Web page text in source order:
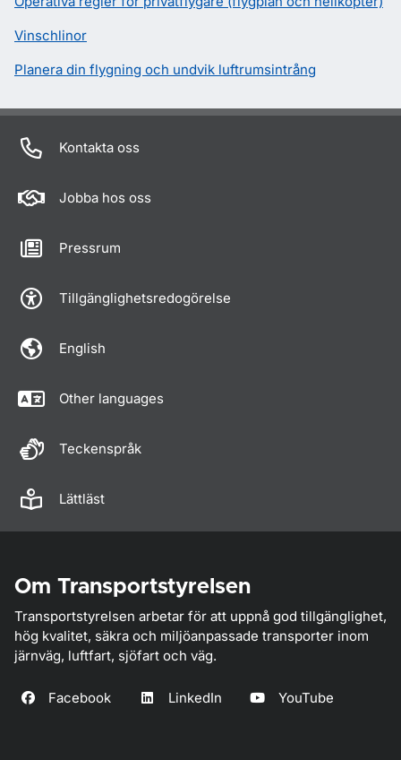
Vinschlinor
Planera din flygning och undvik luftrumsintrång
Kontakta oss
Jobba hos oss
Pressrum
Tillgänglighetsredogörelse
English
Other languages
Teckenspråk
Lättläst
Om Transportstyrelsen
Transportstyrelsen arbetar för att uppnå god tillgänglighet,
hög kvalitet, säkra och miljöanpassade transporter inom
järnväg, luftfart, sjöfart och väg.
Facebook LinkedIn YouTube